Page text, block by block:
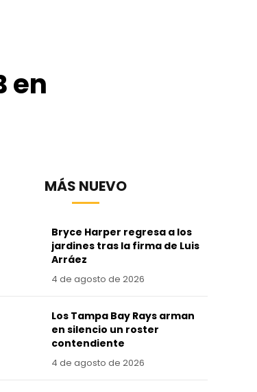
en
MÁS NUEVO
Bryce Harper regresa a los
jardines tras la firma de Luis
Arráez
4 de agosto de 2026
Los Tampa Bay Rays arman
en silencio un roster
contendiente
4 de agosto de 2026